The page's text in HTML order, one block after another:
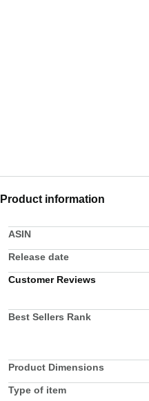
Product information
ASIN
Release date
Customer Reviews
Best Sellers Rank
Product Dimensions
Type of item